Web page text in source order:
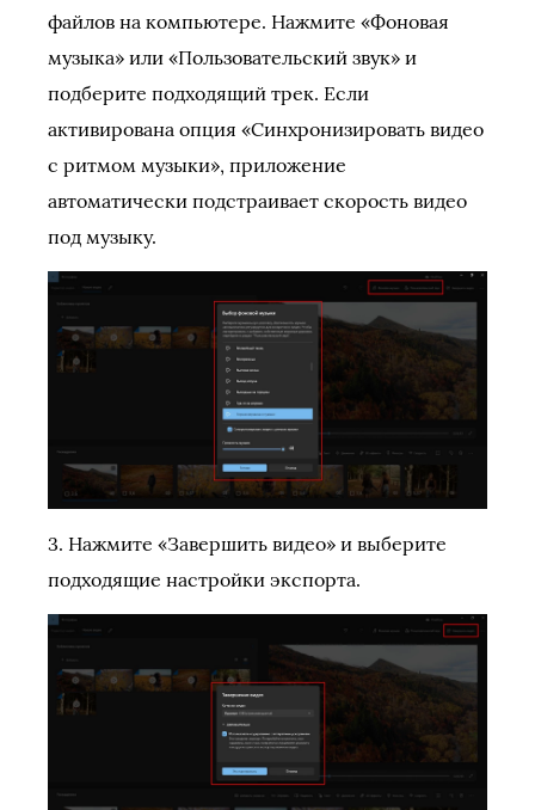
файлов на компьютере. Нажмите «Фоновая
музыка» или «Пользовательский звук» и
подберите подходящий трек. Если
активирована опция «Синхронизировать видео
с ритмом музыки», приложение
автоматически подстраивает скорость видео
под музыку.
3. Нажмите «Завершить видео» и выберите
подходящие настройки экспорта.